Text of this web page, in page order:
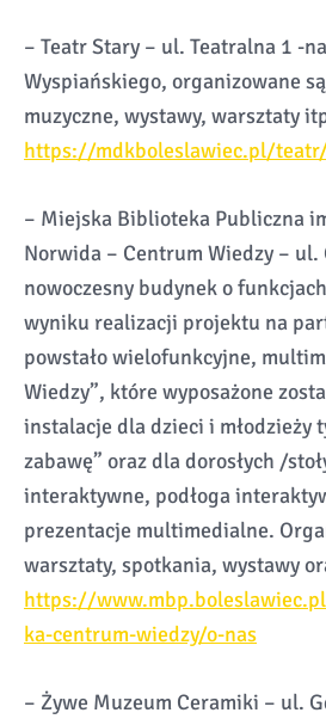
– Teatr Stary – ul. Teatralna 1 -
Wyspiańskiego, organizowane
muzyczne, wystawy, warsztaty
https://mdkboleslawiec.pl/
– Miejska Biblioteka Publiczna
Norwida – Centrum Wiedzy – ul.
nowoczesny budynek o
wyniku realizacji projektu na
powstało wielofunkcyjne,
Wiedzy”, które wyposażone
instalacje dla dzieci i młodzieży
zabawę” oraz dla dorosłych /
interaktywne, podłoga
prezentacje multimedialne.
warsztaty, spotkania, wystawy
https://
ka-centrum-wiedzy/o-nas
– Żywe Muzeum Ceramiki – ul.